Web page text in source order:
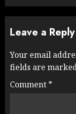
Leave a Reply
Your email
fields are
Comment *